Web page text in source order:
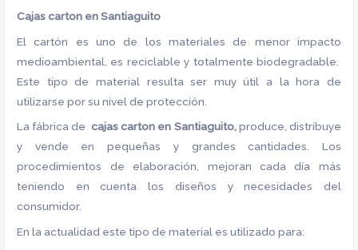
Cajas carton en Santiaguito
El cartón es uno de los materiales de menor impacto
medioambiental, es reciclable y totalmente biodegradable.
Este tipo de material resulta ser muy útil a la hora de
utilizarse por su nivel de protección.
La fábrica de cajas carton en Santiaguito,produce, distribuye
y vende en pequeñas y grandes cantidades. Los
procedimientos de elaboración, mejoran cada día más
teniendo en cuenta los diseños y necesidades del
consumidor.
En la actualidad este tipo de material es utilizado para: